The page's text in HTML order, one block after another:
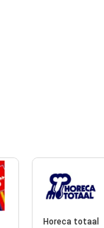
Horeca totaal